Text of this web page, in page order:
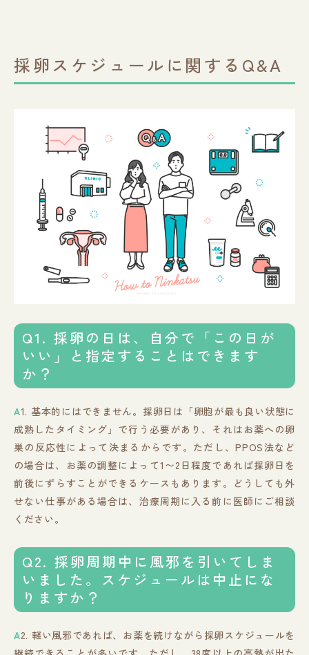
採卵スケジュールに関するQ&A
Q1. 採卵の日は、自分で「この日が
いい」と指定することはできます
か？
A1. 基本的にはできません。採卵日は「卵胞が最も良い状態に
成熟したタイミング」で行う必要があり、それはお薬への卵
巣の反応性によって決まるからです。ただし、PPOS法など
の場合は、お薬の調整によって1〜2日程度であれば採卵日を
前後にずらすことができるケースもあります。どうしても外
せない仕事がある場合は、治療周期に入る前に医師にご相談
ください。
Q2. 採卵周期中に風邪を引いてしま
いました。スケジュールは中止にな
りますか？
A2. 軽い風邪であれば、お薬を続けながら採卵スケジュールを